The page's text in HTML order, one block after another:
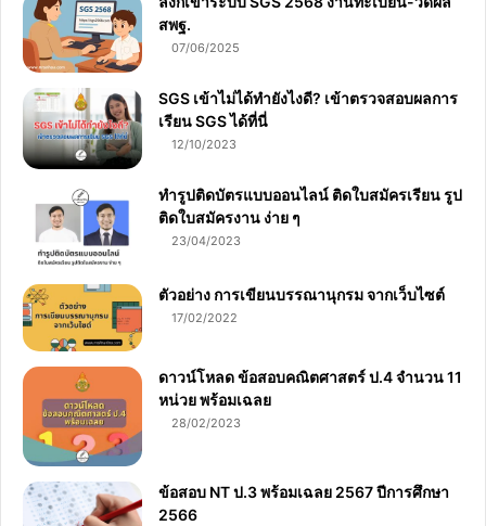
สพฐ.
07/06/2025
SGS เข้าไม่ได้ทำยังไงดี? เข้าตรวจสอบผลการ
เรียน SGS ได้ที่นี่
12/10/2023
ทำรูปติดบัตรแบบออนไลน์ ติดใบสมัครเรียน รูป
ติดใบสมัครงาน ง่าย ๆ
23/04/2023
ตัวอย่าง การเขียนบรรณานุกรม จากเว็บไซต์
17/02/2022
ดาวน์โหลด ข้อสอบคณิตศาสตร์ ป.4 จำนวน 11
หน่วย พร้อมเฉลย
28/02/2023
ข้อสอบ NT ป.3 พร้อมเฉลย 2567 ปีการศึกษา
2566